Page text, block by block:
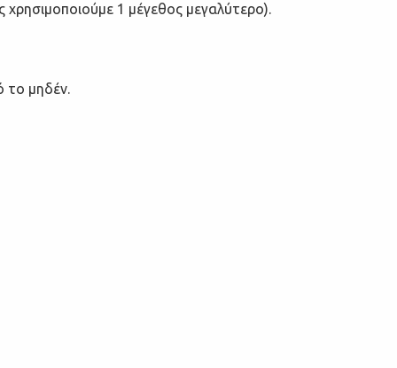
1 μέγεθος μεγαλύτερο).
το μηδέν.